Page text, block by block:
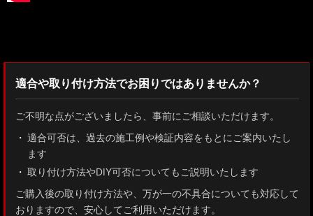
適合や取り付け方法でお困りではありませんか？
ご不明な点がございましたら、事前にご相談いただけます。
適合可否は、過去の施工例や検証内容をもとにご案内いたし
ます
取り付け方法やDIY可否についてもご説明いたします
ご購入後の取り付け方法や、万が一の不具合についても対応して
おりますので、安心してご利用いただけます。